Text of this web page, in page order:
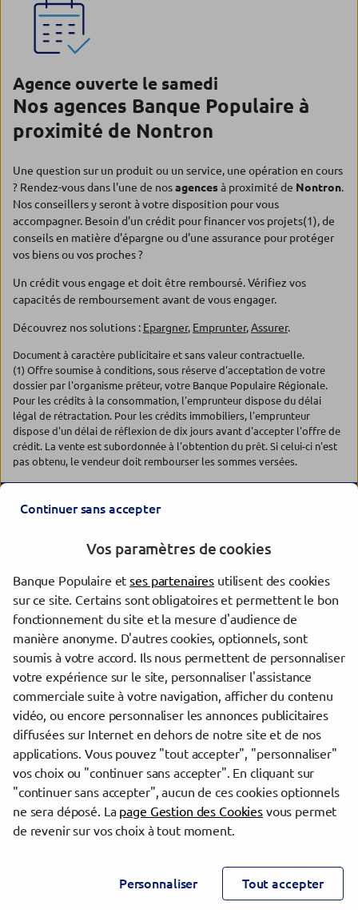
Agence ouverte le samedi
Nos agences Banque Populaire à
proximité de Nontron
Une question sur un produit ou un service, une opération en cours
? Rendez-vous dans l'une de nosagencesà proximité de Nontron.
Nos conseillers y seront à votre disposition pour vous
accompagner. Besoin d'un crédit pour financer vos projets(1), de
conseils en matière d'épargne ou d'une assurance pour protéger
vos biens ou vos proches ?
Un crédit vous engage et doit être remboursé. Vérifiez vos
capacités de remboursement avant de vous engager.
Découvrez nos solutions : Epargner, Emprunter,Assurer.
Document à caractère publicitaire et sans valeur contractuelle.
(1) Offre soumise à conditions, sous réserve d'acceptation de votre
dossier par l'organisme prêteur, votre Banque Populaire Régionale.
Pour les crédits à la consommation, l'emprunteur dispose du délai
légal de rétractation. Pour les crédits immobiliers, l'emprunteur
dispose d'un délai de réflexion de dix jours avant d'accepter l'offre de
crédit. La vente est subordonnée à l'obtention du prêt. Si celui-ci n'est
pas obtenu, le vendeur doit rembourser les sommes versées.
Les agences Banque Populaire à proximité
Les agences Banque Populaire dans les villes à proximité
Périgueux
Angoulême
Trouver une agence Banque Populaire
Dordogne
Nontron
NONTRON
evermaps ©
Continuer sans accepter
Vos paramètres de cookies
Banque Populaire etses partenaires utilisent des cookies
sur ce site. Certains sont obligatoires et permettent le bon
fonctionnement du site et la mesure d'audience de
manière anonyme. D'autres cookies, optionnels, sont
soumis à votre accord. Ils nous permettent de personnaliser
votre expérience sur le site, personnaliser l'assistance
commerciale suite à votre navigation, afficher du contenu
vidéo, ou encore personnaliser les annonces publicitaires
diffusées sur Internet en dehors de notre site et de nos
applications. Vous pouvez "tout accepter", "personnaliser"
vos choix ou "continuer sans accepter". En cliquant sur
"continuer sans accepter", aucun de ces cookies optionnels
ne sera déposé. La page Gestion des Cookiesvous permet
de revenir sur vos choix à tout moment.
Personnaliser Tout accepter